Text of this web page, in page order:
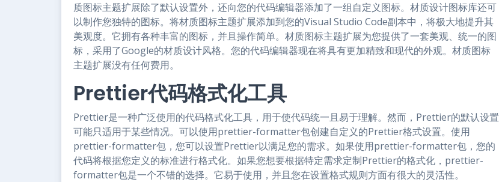
质图标主题扩展除了默认设置外，还向您的代码编辑器添加了一组自定义图标。材质设计图标库还可
以制作您独特的图标。将材质图标主题扩展添加到您的Visual Studio Code副本中，将极大地提升其
美观度。它拥有各种丰富的图标，并且操作简单。材质图标主题扩展为您提供了一套美观、统一的图
标，采用了Google的材质设计风格。您的代码编辑器现在将具有更加精致和现代的外观。材质图标
主题扩展没有任何费用。
Prettier代码格式化工具
Prettier是一种广泛使用的代码格式化工具，用于使代码统一且易于理解。然而，Prettier的默认设置
可能只适用于某些情况。可以使用prettier-formatter包创建自定义的Prettier格式设置。使用
prettier-formatter包，您可以设置Prettier以满足您的需求。如果使用prettier-formatter包，您的
代码将根据您定义的标准进行格式化。如果您想要根据特定需求定制Prettier的格式化，prettier-
formatter包是一个不错的选择。它易于使用，并且您在设置格式规则方面有很大的灵活性。